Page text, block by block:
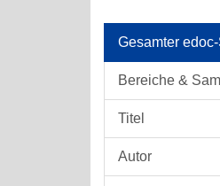
Gesamter
Bereiche &
Titel
Autor